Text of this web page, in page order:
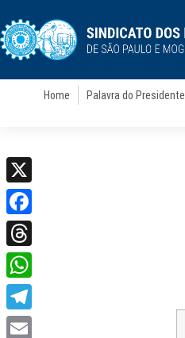
Home Palavra do Presidente
X
Facebook
Threads
WhatsApp
Telegram